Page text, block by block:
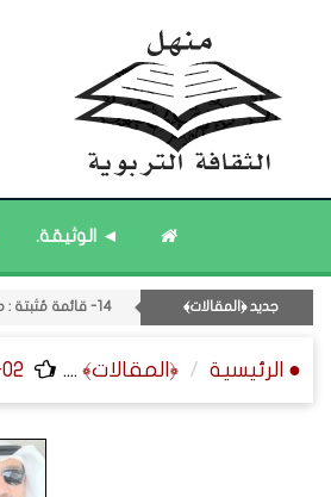
◄ الوثيقة.
جديد ﴿المقالات﴾ 14- قائمة مُثبتة : مشرف منهل الثقافة التربوية.
18- قائمة مُحدَّثة : حديث الساعة. ● الرئيسية ﴿المقالات﴾ .... 02- القسم الثاني : الثقافة ﴿التربوية - الطلابية﴾ - التربية الخاصة.